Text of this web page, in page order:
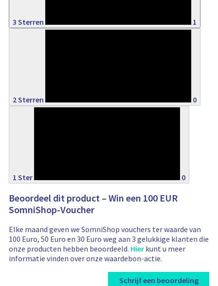
3 Sterren 1
2 Sterren 0
1 Ster 0
Beoordeel dit product – Win een 100 EUR
SomniShop-Voucher
Elke maand geven we SomniShop vouchers ter waarde van
100 Euro, 50 Euro en 30 Euro weg aan 3 gelukkige klanten die
onze producten hebben beoordeeld. Hier kunt u meer
informatie vinden over onze waardebon-actie.
Schrijf een beoordeling